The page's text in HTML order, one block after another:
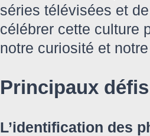
séries télévisées et
célébrer cette culture
notre curiosité et
Principaux
L’identification des